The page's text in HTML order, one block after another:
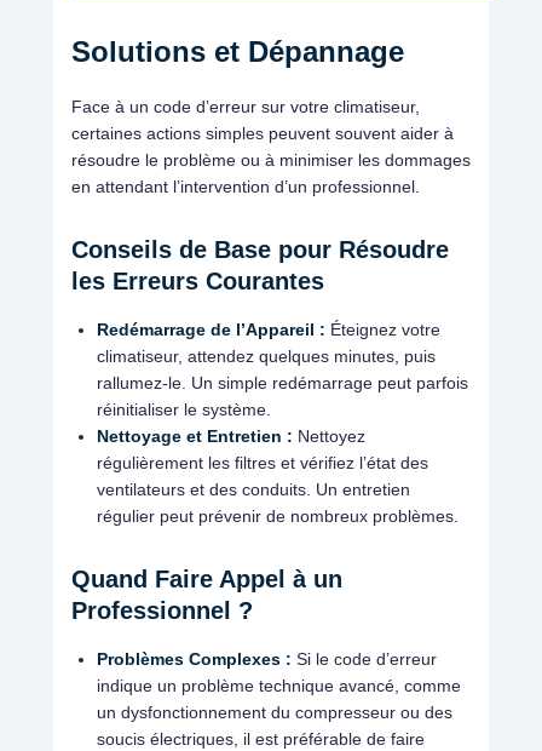
Solutions et Dépannage
Face à un code d’erreur sur votre climatiseur,
certaines actions simples peuvent souvent aider à
résoudre le problème ou à minimiser les dommages
en attendant l’intervention d’un professionnel.
Conseils de Base pour Résoudre
les Erreurs Courantes
Redémarrage de l’Appareil : Éteignez votre
climatiseur, attendez quelques minutes, puis
rallumez-le. Un simple redémarrage peut parfois
réinitialiser le système.
Nettoyage et Entretien : Nettoyez
régulièrement les filtres et vérifiez l’état des
ventilateurs et des conduits. Un entretien
régulier peut prévenir de nombreux problèmes.
Quand Faire Appel à un
Professionnel ?
Problèmes Complexes : Si le code d’erreur
indique un problème technique avancé, comme
un dysfonctionnement du compresseur ou des
soucis électriques, il est préférable de faire